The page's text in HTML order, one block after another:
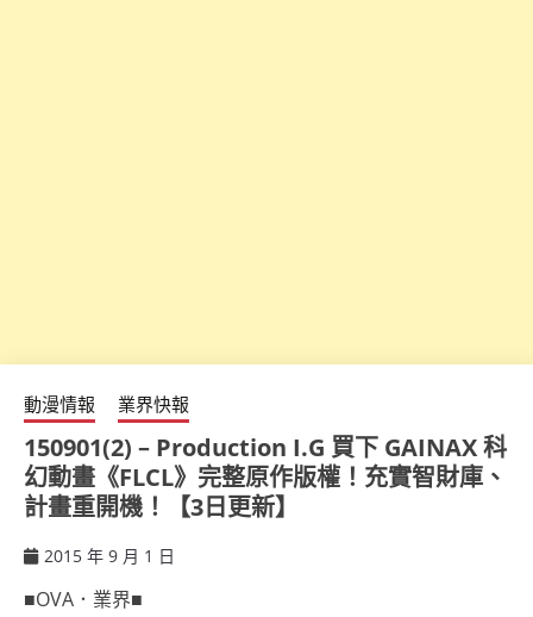
動漫情報 業界快報
150901(2) – Production I.G 買下 GAINAX 科
幻動畫《FLCL》完整原作版權！充實智財庫、
計畫重開機！【3日更新】
2015 年 9 月 1 日
■OVA．業界■